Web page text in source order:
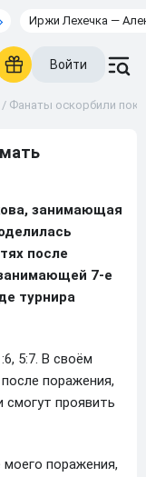
Иржи Лехечка —
Войти
/ Фанаты оскорбили
занимающая
после
7-е
турнира
5:7. В своём
поражения,
проявить
поражения,